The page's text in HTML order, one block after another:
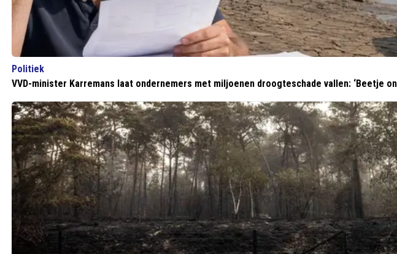
Politiek
VVD-minister Karremans laat ondernemers met miljoenen droogteschade vallen: ‘Beetje